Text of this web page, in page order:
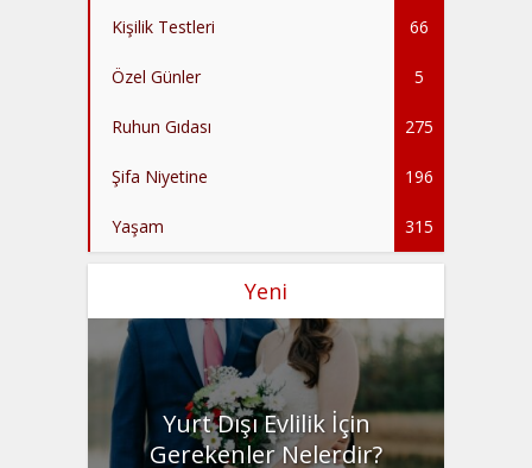
Kişilik Testleri 66
Özel Günler 5
Ruhun Gıdası 275
Şifa Niyetine 196
Yaşam 315
Yeni
Yurt Dışı Evlilik İçin
Gerekenler Nelerdir?